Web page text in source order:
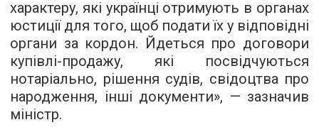
характеру, які українці отримують в органах
юстиції для того, щоб подати їх у відповідні
органи за кордон. Йдеться про договори
купівлі-продажу, які посвідчуються
нотаріально, рішення судів, свідоцтва про
народження, інші документи», — зазначив
міністр.